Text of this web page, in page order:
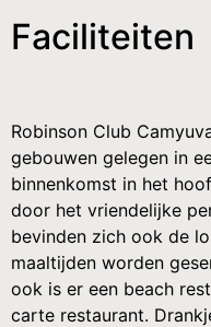
Faciliteiten
Robinson Club
gebouwen gelegen in
binnenkomst in het
door het vriendelijke
bevinden zich ook de
maaltijden worden
ook is er een beach
carte restaurant.